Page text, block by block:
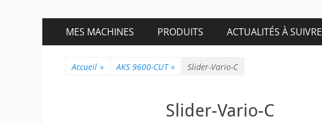
Menu
principal
MES MACHINES PRODUITS ACTUALITÉS À SUIVRE
Accueil » AKS 9600-CUT » Slider-Vario-C
Slider-Vario-C